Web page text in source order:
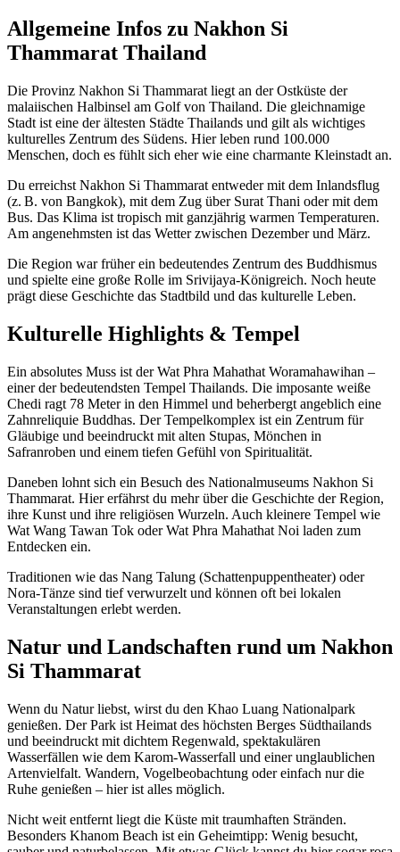
Allgemeine Infos zu Nakhon Si
Thammarat Thailand
Die Provinz Nakhon Si Thammarat liegt an der Ostküste der
malaiischen Halbinsel am Golf von Thailand. Die gleichnamige
Stadt ist eine der ältesten Städte Thailands und gilt als wichtiges
kulturelles Zentrum des Südens. Hier leben rund 100.000
Menschen, doch es fühlt sich eher wie eine charmante Kleinstadt an.
Du erreichst Nakhon Si Thammarat entweder mit dem Inlandsflug
(z. B. von Bangkok), mit dem Zug über Surat Thani oder mit dem
Bus. Das Klima ist tropisch mit ganzjährig warmen Temperaturen.
Am angenehmsten ist das Wetter zwischen Dezember und März.
Die Region war früher ein bedeutendes Zentrum des Buddhismus
und spielte eine große Rolle im Srivijaya-Königreich. Noch heute
prägt diese Geschichte das Stadtbild und das kulturelle Leben.
Kulturelle Highlights & Tempel
Ein absolutes Muss ist der Wat Phra Mahathat Woramahawihan –
einer der bedeutendsten Tempel Thailands. Die imposante weiße
Chedi ragt 78 Meter in den Himmel und beherbergt angeblich eine
Zahnreliquie Buddhas. Der Tempelkomplex ist ein Zentrum für
Gläubige und beeindruckt mit alten Stupas, Mönchen in
Safranroben und einem tiefen Gefühl von Spiritualität.
Daneben lohnt sich ein Besuch des Nationalmuseums Nakhon Si
Thammarat. Hier erfährst du mehr über die Geschichte der Region,
ihre Kunst und ihre religiösen Wurzeln. Auch kleinere Tempel wie
Wat Wang Tawan Tok oder Wat Phra Mahathat Noi laden zum
Entdecken ein.
Traditionen wie das Nang Talung (Schattenpuppentheater) oder
Nora-Tänze sind tief verwurzelt und können oft bei lokalen
Veranstaltungen erlebt werden.
Natur und Landschaften rund um Nakhon
Si Thammarat
Wenn du Natur liebst, wirst du den Khao Luang Nationalpark
genießen. Der Park ist Heimat des höchsten Berges Südthailands
und beeindruckt mit dichtem Regenwald, spektakulären
Wasserfällen wie dem Karom-Wasserfall und einer unglaublichen
Artenvielfalt. Wandern, Vogelbeobachtung oder einfach nur die
Ruhe genießen – hier ist alles möglich.
Nicht weit entfernt liegt die Küste mit traumhaften Stränden.
Besonders Khanom Beach ist ein Geheimtipp: Wenig besucht,